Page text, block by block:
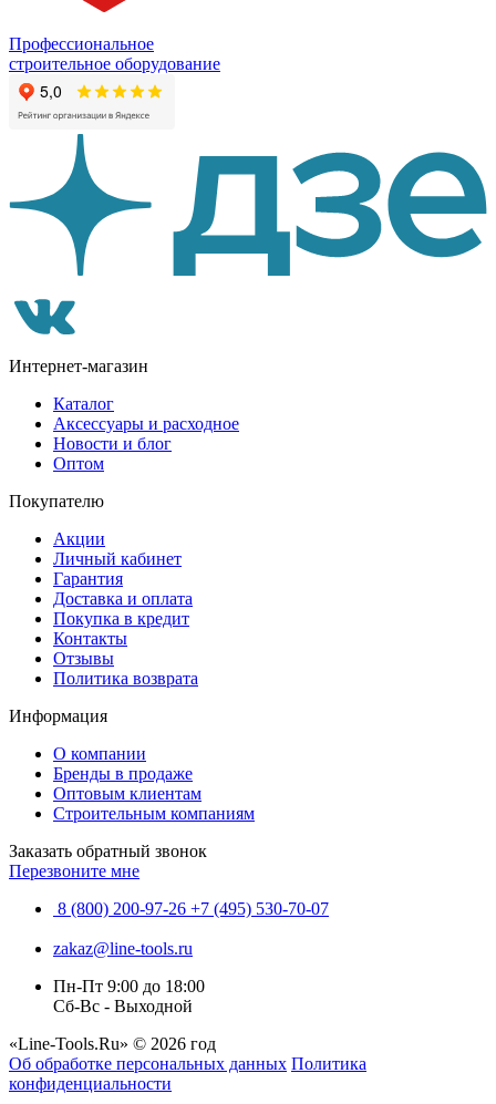
Профессиональное
строительное оборудование
Интернет-магазин
Каталог
Аксессуары и расходное
Новости и блог
Оптом
Покупателю
Акции
Личный кабинет
Гарантия
Доставка и оплата
Покупка в кредит
Контакты
Отзывы
Политика возврата
Информация
О компании
Бренды в продаже
Оптовым клиентам
Строительным компаниям
Заказать обратный звонок
Перезвоните мне
8 (800) 200-97-26 +7 (495) 530-70-07
zakaz@line-tools.ru
Пн-Пт 9:00 до 18:00
Сб-Вс - Выходной
«Line-Tools.Ru» © 2026 год
Об обработке персональных данных Политика
конфиденциальности